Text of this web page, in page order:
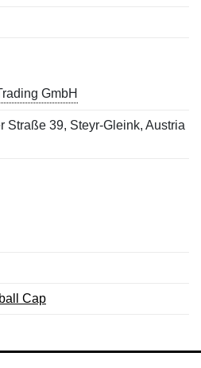
GmbH
Straße 39, Steyr-Gleink, Austria
Cap